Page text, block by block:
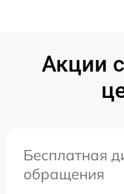
Акции
Бесплатная
обращения